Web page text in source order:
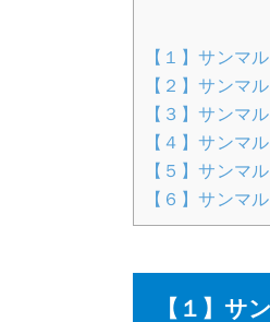
【１】サンマ
【２】サンマ
【３】サンマ
【４】サンマ
【５】サンマ
【６】サンマ
【１】サ